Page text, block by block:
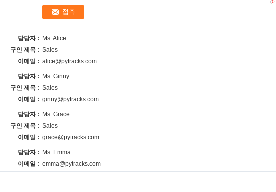
(0
담당자 :
Ms. Alice
구인 제목 : Sales
이메일 : alice@pytracks.com
담당자 :
Ms. Ginny
구인 제목 : Sales
이메일 : ginny@pytracks.com
담당자 :
Ms. Grace
구인 제목 : Sales
이메일 : grace@pytracks.com
담당자 :
Ms. Emma
이메일 : emma@pytracks.com